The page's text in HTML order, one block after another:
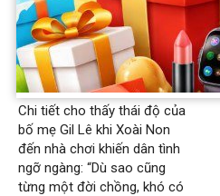
Previous article
Chi tiết cho thấy thái độ của
bố mẹ Gil Lê khi Xoài Non
đến nhà chơi khiến dân tình
ngỡ ngàng: “Dù sao cũng
từng một đời chồng, khó có